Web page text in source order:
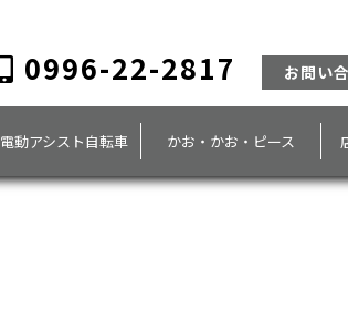
0996-22-2817 お問い
電動アシスト自転車 かお・かお・ピース